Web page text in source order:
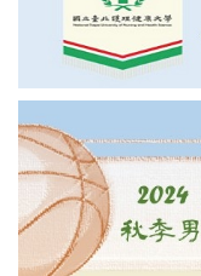
2026-01-08
友誼賽